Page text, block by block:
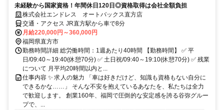
未経験から国家資格！年間休日120日◎資格取得は会社全額負担
株式会社エンドレス オートバックス直方店
交通・アクセス JR直方駅から車で8分
月給220,000円～360,000円
福岡県直方市
勤務時間詳細 総労働時間：1週あたり40時間 【勤務時間】 ✅ 平
日/09:40～19:40(休憩70分) ✅ 土日祝/09:40～19:10(休憩70分) ✅ 残業
について 月平均20時間以内と...
仕事内容 ✨ 求人の魅力 「車は好きだけど、知識も資格もない自分に
できるかな……」 そんな不安を抱えているあなたを、私たちは全力
で歓迎します。 創業160年、福岡で圧倒的な安定感を誇る谷弥グルー
プで、...